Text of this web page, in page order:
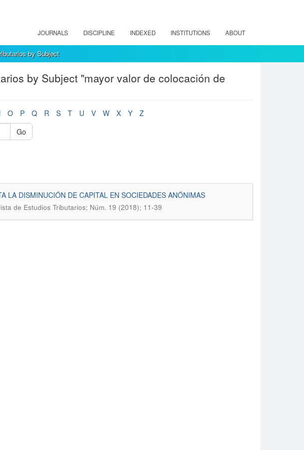
JOURNALS DISCIPLINE INDEXED INSTITUTIONS ABOUT
by Subject
by Subject "mayor valor de colocación de
O P Q R S T U V W X Y
Z
Go
LA DISMINUCIÓN DE CAPITAL EN SOCIEDADES ANÓNIMAS
de Estudios Tributarios; Núm. 19 (2018); 11-39